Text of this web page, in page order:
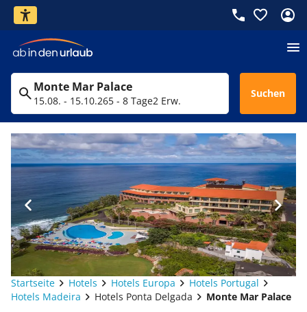
Monte Mar Palace
15.08. - 15.10.265 - 8 Tage2 Erw.
Suchen
Startseite Hotels Hotels Europa
Hotels Portugal
Hotels Madeira
Hotels Ponta Delgada Monte Mar Palace